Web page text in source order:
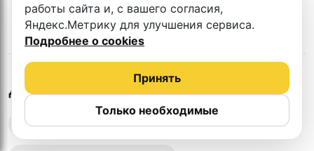
Другие студии в Магадане
Выездная запись подкастов
работы сайта и, с вашего согласия,
Яндекс.Метрику для улучшения сервиса.
Подробнее о cookies
Только необходимые
Принять